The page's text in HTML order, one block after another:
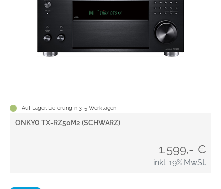
Auf Lager, Lieferung in 3-5 Werktagen
ONKYO TX-RZ50M2 (SCHWARZ)
1.599,- €
inkl. 19% MwSt.